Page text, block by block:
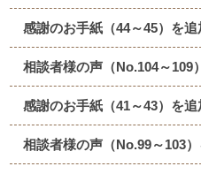
感謝のお手紙（44～45）を追
相談者様の声（No.104～109
感謝のお手紙（41～43）を追
相談者様の声（No.99～103）